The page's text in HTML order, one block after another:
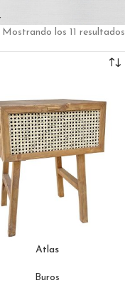
Mostrando los 11 resultados
Atlas
Buros